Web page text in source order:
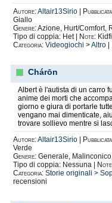
Autore:Altair13Sirio
Giallo
Genere:Azione, Hurt/Comfort,
Tipo di coppia: Het |
Note:
Categoria: Videogiochi >Altro
Chárōn
Albert è l'autista di un carro
anime dei morti che
giorno e giura di portarle
vengano mai dimenticate,
trovare sollievo mentre si
Autore:Altair13Sirio
Verde
Genere: Generale,
Tipo di coppia: Nessuna |
Categoria: Storie originali >
recensioni